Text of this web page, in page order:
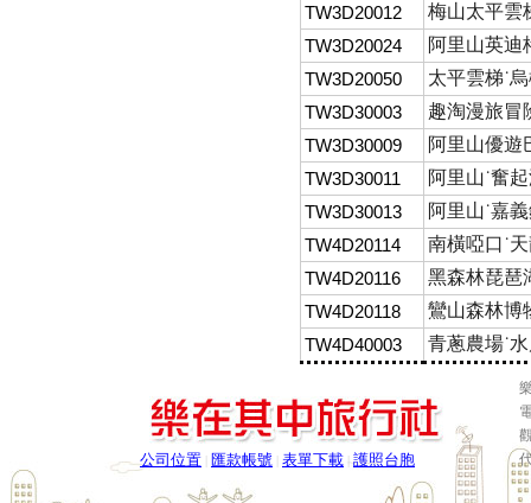
TW3D20012
梅山太平雲
TW3D20024
阿里山英迪
TW3D20050
太平雲梯˙
TW3D30003
趣淘漫旅冒
TW3D30009
阿里山優遊
TW3D30011
阿里山˙奮
TW3D30013
阿里山˙嘉
TW4D20114
南橫啞口˙
TW4D20116
黑森林琵琶
TW4D20118
鸞山森林博
TW4D40003
青蔥農場˙
公司位置 匯款帳號 表單下載 |護照台胞